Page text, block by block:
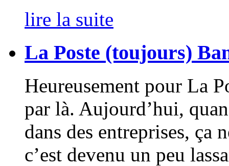
lire la suite
La Poste (toujours)
Heureusement pour La
par là. Aujourd’hui,
dans des entreprises, ça
c’est devenu un peu